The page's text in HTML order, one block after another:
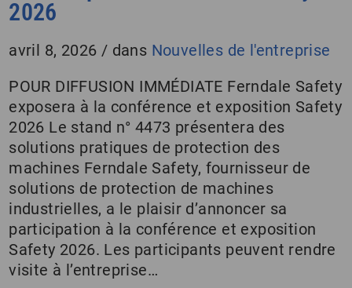
2026
avril 8, 2026 / dans Nouvelles de l'entreprise
POUR DIFFUSION IMMÉDIATE Ferndale Safety
exposera à la conférence et exposition Safety
2026 Le stand n° 4473 présentera des
solutions pratiques de protection des
machines Ferndale Safety, fournisseur de
solutions de protection de machines
industrielles, a le plaisir d’annoncer sa
participation à la conférence et exposition
Safety 2026. Les participants peuvent rendre
visite à l’entreprise…